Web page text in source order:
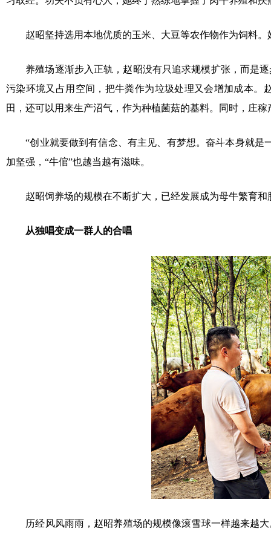
赵昭坚持选用本地优质的玉米、大豆等农作物作为饲料。
养殖场逐渐步入正轨，赵昭没有只追求规模扩张，而是逐
污染环境又占用空间，把牛粪作为垃圾处理又会增加成本
田，还可以用来生产沼气，作为种植菌菇的基料。同时，庄
“创业就要做到有信念、有主见、有梦想。奋斗本身就是
加坚强，“牛倌”也越当越有滋味。
赵昭饲养场的规模在不断扩大，已经发展成为母牛繁育和
从独唱变成一群人的合唱
历经风风雨雨，赵昭养殖场的规模像滚雪球一样越来越大